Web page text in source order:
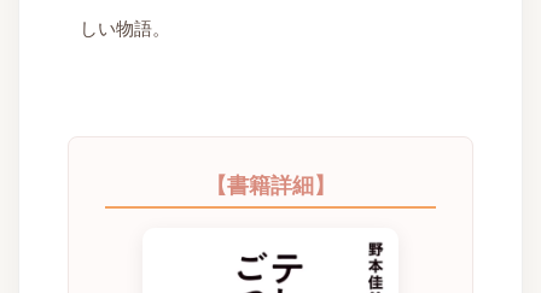
しい物語。
【書籍詳細】